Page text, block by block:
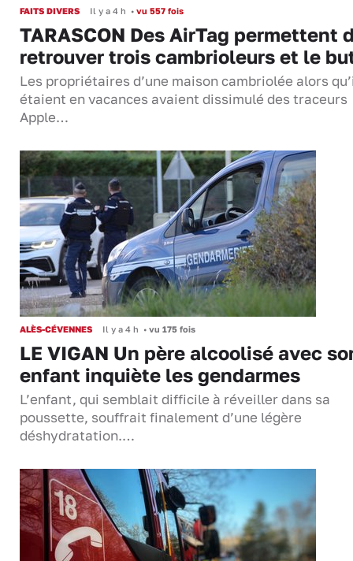
FAITS DIVERS Il y a 4 h • vu 557 fois
TARASCON Des AirTag permettent
retrouver trois cambrioleurs et le
Les propriétaires d’une maison cambriolée alors
étaient en vacances avaient dissimulé des traceurs
Apple…
ALÈS-CÉVENNES Il y a 4 h • vu 175 fois
LE VIGAN Un père alcoolisé avec
enfant inquiète les gendarmes
L’enfant, qui semblait difficile à réveiller dans sa
poussette, souffrait finalement d’une légère
déshydratation.…